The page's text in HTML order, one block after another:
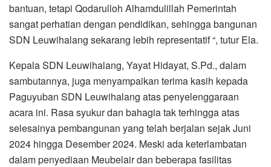
bantuan, tetapi Qodarulloh Alhamdulillah Pemerintah
sangat perhatian dengan pendidikan, sehingga bangunan
SDN Leuwihalang sekarang lebih representatif “, tutur Ela.
Kepala SDN Leuwihalang, Yayat Hidayat, S.Pd., dalam
sambutannya, juga menyampaikan terima kasih kepada
Paguyuban SDN Leuwihalang atas penyelenggaraan
acara ini. Rasa syukur dan bahagia tak terhingga atas
selesainya pembangunan yang telah berjalan sejak Juni
2024 hingga Desember 2024. Meski ada keterlambatan
dalam penyediaan Meubelair dan beberapa fasilitas